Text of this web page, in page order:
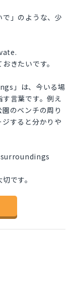
で」のような、少
きたいです。
」は、今いる場
言葉です。例え
のベンチの周り
すると分かりや
です。